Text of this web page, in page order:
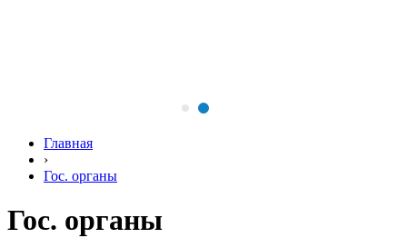
Главная
›
Гос. органы
Гос. органы